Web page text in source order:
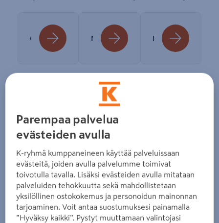
Osta maalia ja voita rempparahaa Nyt on aika huoltaa terassi Kesän pihatöiden muistilista
Nyt on hyvä aika saada
aikaan
Tilaa maalit verkosta - hae kaupasta Terassiöljyt
Parempaa palvelua
evästeiden avulla
K-ryhmä kumppaneineen käyttää palveluissaan
evästeitä, joiden avulla palvelumme toimivat
toivotulla tavalla. Lisäksi evästeiden avulla mitataan
palveluiden tehokkuutta sekä mahdollistetaan
yksilöllinen ostokokemus ja personoidun mainonnan
tarjoaminen. Voit antaa suostumuksesi painamalla
”Hyväksy kaikki”. Pystyt muuttamaan valintojasi